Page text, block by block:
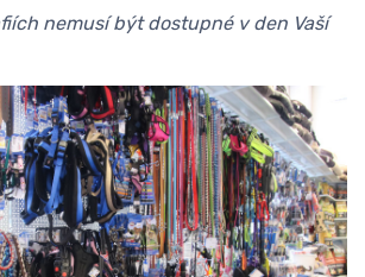
nemusí být dostupné v den Vaší